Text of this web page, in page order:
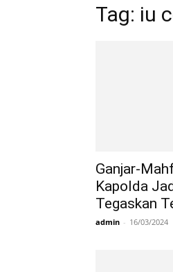
Tag: iu
Ganjar-
Kapolda
Tegaskan
admin - 16/03/2024